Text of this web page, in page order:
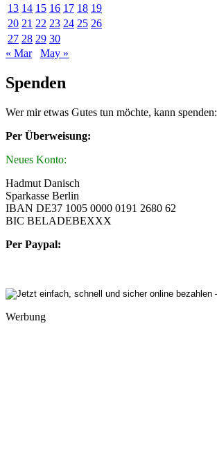
13 14 15 16 17 18 19
20 21 22 23 24 25 26
27 28 29 30
« Mar
May »
Spenden
Wer mir etwas Gutes tun möchte, kann spenden:
Per Überweisung:
Neues Konto:
Hadmut Danisch
Sparkasse Berlin
IBAN DE37 1005 0000 0191 2680 62
BIC BELADEBEXXX
Per Paypal:
Werbung